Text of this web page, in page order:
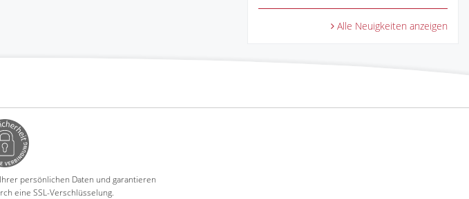
Alle Neuigkeiten anzeigen
persönlichen Daten und garantieren
eine SSL-Verschlüsselung.